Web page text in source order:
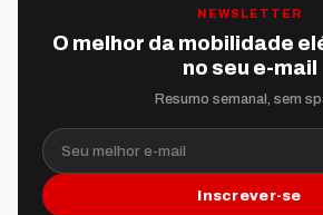
NEWSLETTER
O melhor da mobilidade
no seu e-mail
Resumo semanal, sem
Seu melhor e-mail
Inscrever-se